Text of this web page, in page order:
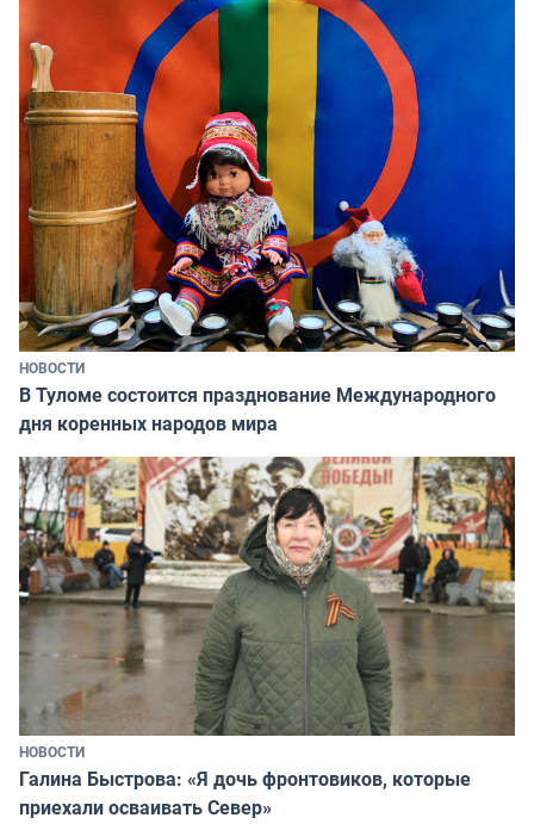
НОВОСТИ
В Туломе состоится празднование Международного
дня коренных народов мира
НОВОСТИ
Галина Быстрова: «Я дочь фронтовиков, которые
приехали осваивать Север»